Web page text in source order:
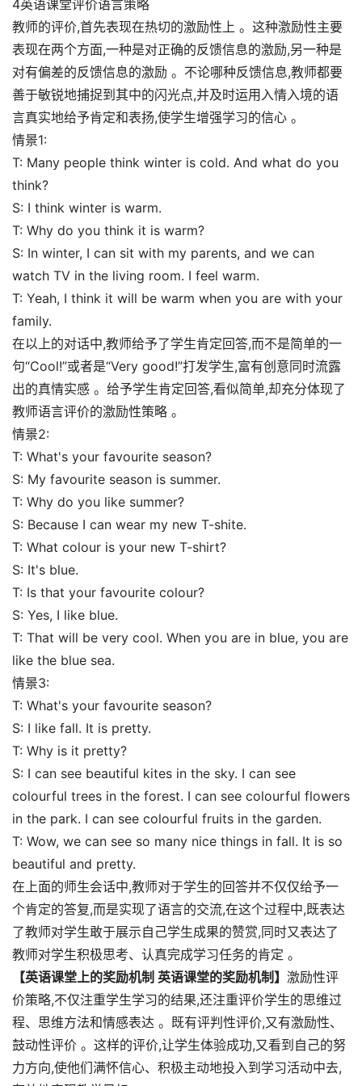
4英语课堂评价语言策略
教师的评价,首先表现在热切的激励性上 。这种激励性主要
表现在两个方面,一种是对正确的反馈信息的激励,另一种是
对有偏差的反馈信息的激励 。不论哪种反馈信息,教师都要
善于敏锐地捕捉到其中的闪光点,并及时运用入情入境的语
言真实地给予肯定和表扬,使学生增强学习的信心 。
情景1:
T: Many people think winter is cold. And what do you
think?
S: I think winter is warm.
T: Why do you think it is warm?
S: In winter, I can sit with my parents, and we can
watch TV in the living room. I feel warm.
T: Yeah, I think it will be warm when you are with your
family.
在以上的对话中,教师给予了学生肯定回答,而不是简单的一
句“Cool!”或者是“Very good!”打发学生,富有创意同时流露
出的真情实感 。给予学生肯定回答,看似简单,却充分体现了
教师语言评价的激励性策略 。
情景2:
T: What's your favourite season?
S: My favourite season is summer.
T: Why do you like summer?
S: Because I can wear my new T-shite.
T: What colour is your new T-shirt?
S: It's blue.
T: Is that your favourite colour?
S: Yes, I like blue.
T: That will be very cool. When you are in blue, you are
like the blue sea.
情景3:
T: What's your favourite season?
S: I like fall. It is pretty.
T: Why is it pretty?
S: I can see beautiful kites in the sky. I can see
colourful trees in the forest. I can see colourful flowers
in the park. I can see colourful fruits in the garden.
T: Wow, we can see so many nice things in fall. It is so
beautiful and pretty.
在上面的师生会话中,教师对于学生的回答并不仅仅给予一
个肯定的答复,而是实现了语言的交流,在这个过程中,既表达
了教师对学生敢于展示自己学生成果的赞赏,同时又表达了
教师对学生积极思考、认真完成学习任务的肯定 。
【英语课堂上的奖励机制 英语课堂的奖励机制】 激励性评
价策略,不仅注重学生学习的结果,还注重评价学生的思维过
程、思维方法和情感表达 。既有评判性评价,又有激励性、
鼓动性评价 。这样的评价,让学生体验成功,又看到自己的努
力方向,使他们满怀信心、积极主动地投入到学习活动中去,